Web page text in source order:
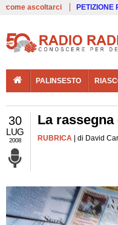
come ascoltarci PETIZIONE
PALINSESTO
30
LUG
2008
La
RUBRICA | di David